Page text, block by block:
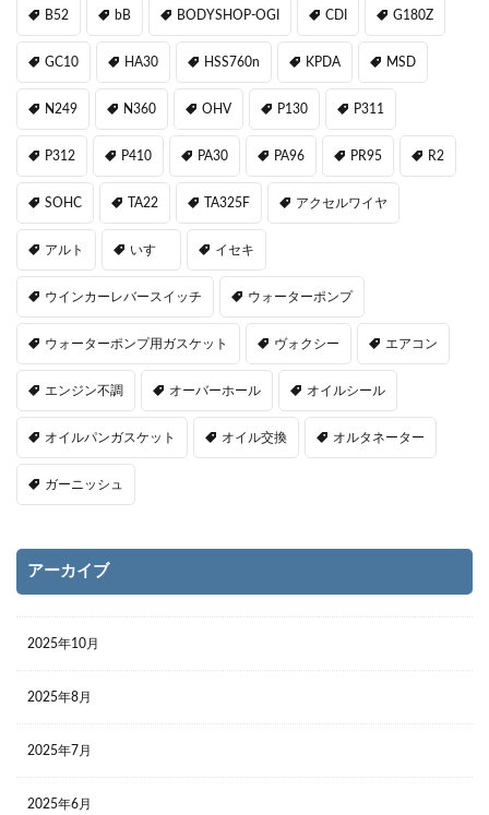
B52 bB BODYSHOP-OGI CDI G180Z
GC10 HA30 HSS760n KPDA MSD
N249 N360 OHV P130 P311
P312 P410 PA30 PA96 PR95 R2
SOHC TA22 TA325F アクセルワイヤ
アルト いすゞ イセキ
ウインカーレバースイッチ ウォーターポンプ
ウォーターポンプ用ガスケット ヴォクシー エアコン
エンジン不調 オーバーホール オイルシール
オイルパンガスケット オイル交換 オルタネーター
ガーニッシュ
アーカイブ
2025年10月
2025年8月
2025年7月
2025年6月